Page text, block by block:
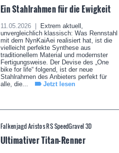
Ein Stahlrahmen für die Ewigkeit
11.05.2026 |
Extrem aktuell,
unvergleichlich klassisch: Was Rennstahl
mit dem NynKaiAei realisiert hat, ist die
vielleicht perfekte Synthese aus
traditionellem Material und modernster
Fertigungsweise. Der Devise des „One
bike for life“ folgend, ist der neue
Stahlrahmen des Anbieters perfekt für
alle, die...
Jetzt lesen
Falkenjagd Aristos RS SpeedGravel 3D
Ultimativer Titan-Renner